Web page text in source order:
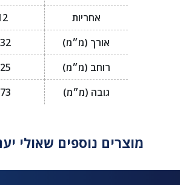
אחריות
אורך (מ״מ)
רוחב (מ״מ)
גובה (מ״מ)
מוצרים נוספים שאולי